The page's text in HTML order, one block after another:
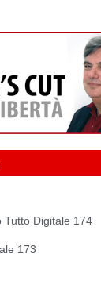
Digitale 174
173